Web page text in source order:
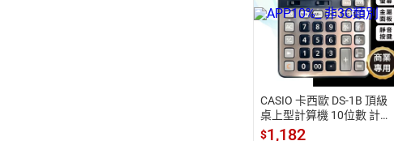
CASIO 卡西歐 DS-1B 頂級
桌上型計算機 10位數 計算
機 /一台入(定1600) 商用
$1,182